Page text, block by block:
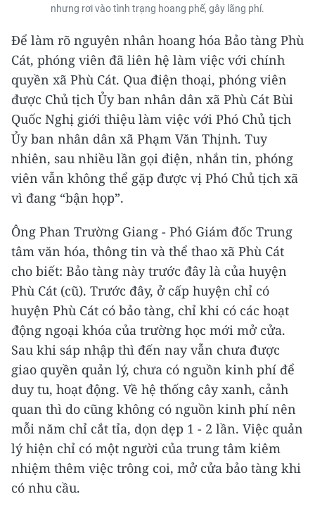
nhưng rơi vào tình trạng hoang phế, gây lãng phí.
Để làm rõ nguyên nhân hoang hóa Bảo tàng Phù
Cát, phóng viên đã liên hệ làm việc với chính
quyền xã Phù Cát. Qua điện thoại, phóng viên
được Chủ tịch Ủy ban nhân dân xã Phù Cát Bùi
Quốc Nghị giới thiệu làm việc với Phó Chủ tịch
Ủy ban nhân dân xã Phạm Văn Thịnh. Tuy
nhiên, sau nhiều lần gọi điện, nhắn tin, phóng
viên vẫn không thể gặp được vị Phó Chủ tịch xã
vì đang “bận họp”.
Ông Phan Trường Giang - Phó Giám đốc Trung
tâm văn hóa, thông tin và thể thao xã Phù Cát
cho biết: Bảo tàng này trước đây là của huyện
Phù Cát (cũ). Trước đây, ở cấp huyện chỉ có
huyện Phù Cát có bảo tàng, chỉ khi có các hoạt
động ngoại khóa của trường học mới mở cửa.
Sau khi sáp nhập thì đến nay vẫn chưa được
giao quyền quản lý, chưa có nguồn kinh phí để
duy tu, hoạt động. Về hệ thống cây xanh, cảnh
quan thì do cũng không có nguồn kinh phí nên
mỗi năm chỉ cắt tỉa, dọn dẹp 1 - 2 lần. Việc quản
lý hiện chỉ có một người của trung tâm kiêm
nhiệm thêm việc trông coi, mở cửa bảo tàng khi
có nhu cầu.